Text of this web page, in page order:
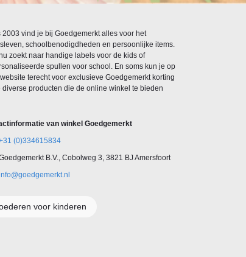
2003 vind je bij Goedgemerkt alles voor het
schoolbenodigdheden en persoonlijke items.
zoekt naar handige labels voor de kids of
spullen voor school. En soms kun je op
terecht voor exclusieve Goedgemerkt korting
diverse producten die de online winkel te bieden
van winkel Goedgemerkt
(0)334615834
B.V., Cobolweg 3, 3821 BJ Amersfoort
voor kinderen